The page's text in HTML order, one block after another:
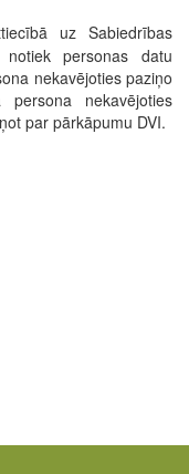
uz Sabiedrības
personas datu
nekavējoties paziņo
nekavējoties
par pārkāpumu DVI.